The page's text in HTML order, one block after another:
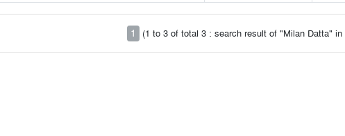
1 (1 to 3 of total 3 : search result of "Milan Datta" in